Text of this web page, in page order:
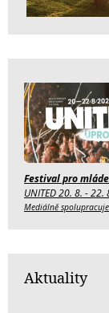
Festival pro
UNITED 20. 8. - 22.
Mediálně
Aktuality